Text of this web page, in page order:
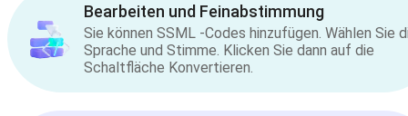
Bearbeiten und Feinabstimmung
Sie können SSML -Codes hinzufügen. Wählen Sie
Sprache und Stimme. Klicken Sie dann auf die
Schaltfläche Konvertieren.